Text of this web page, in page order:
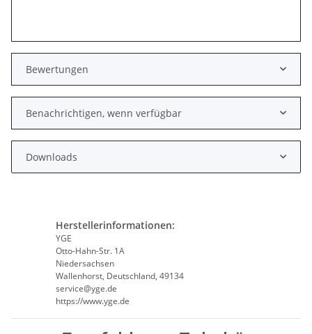
Bewertungen
Benachrichtigen, wenn verfügbar
Downloads
Herstellerinformationen:
YGE
Otto-Hahn-Str. 1A
Niedersachsen
Wallenhorst, Deutschland, 49134
service@yge.de
https://www.yge.de